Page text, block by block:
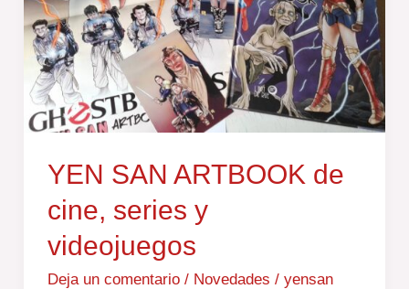
YEN SAN ARTBOOK de
cine, series y
videojuegos
Deja un comentario / Novedades / yensan
cine,
series
y
videojuegos